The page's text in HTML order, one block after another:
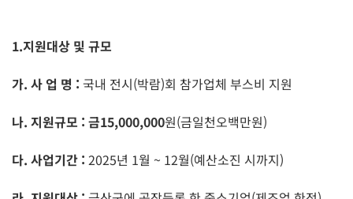
1.지원대상 및 규모
가. 사 업 명 : 국내 전시(박람)회 참가업체 부스비 지원
나. 지원규모 : 금15,000,000원(금일천오백만원)
다. 사업기간 : 2025년 1월 ~ 12월(예산소진 시까지)